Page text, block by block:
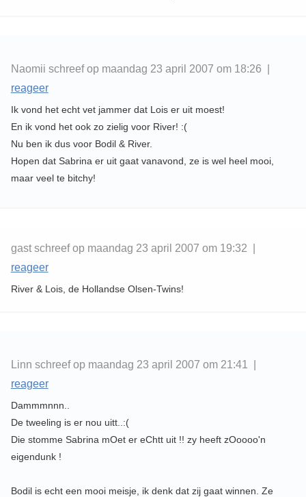
Naomii schreef op maandag 23 april 2007 om 18:26 |
reageer
Ik vond het echt vet jammer dat Lois er uit moest!
En ik vond het ook zo zielig voor River! :(
Nu ben ik dus voor Bodil & River.
Hopen dat Sabrina er uit gaat vanavond, ze is wel heel mooi,
maar veel te bitchy!
gast schreef op maandag 23 april 2007 om 19:32 |
reageer
River & Lois, de Hollandse Olsen-Twins!
Linn schreef op maandag 23 april 2007 om 21:41 |
reageer
Dammmnnn..
De tweeling is er nou uitt..:(
Die stomme Sabrina mOet er eChtt uit !! zy heeft zOoooo'n
eigendunk !
Bodil is echt een mooi meisje, ik denk dat zij gaat winnen. Ze